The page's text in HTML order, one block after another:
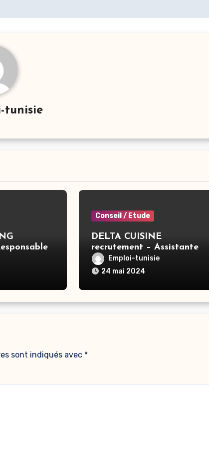
tunisie
Conseil / Etude
DELTA CUISINE
recrutement – Assistante
commerciale – Ben Arous
Emploi-tunisie
24 mai 2024
sont indiqués avec *